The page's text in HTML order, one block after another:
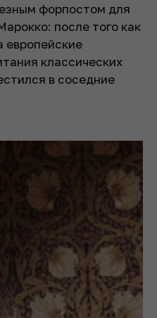
форпостом для
после того как
европейские
классических
в соседние